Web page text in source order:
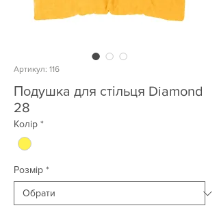
Артикул: 116
Подушка для стільця Diamond
28
Колір *
Розмір *